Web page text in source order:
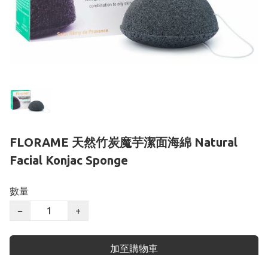
FLORAME 天然竹炭魔芋潔面海綿 Natural
Facial Konjac Sponge
數量
−
+
加至購物車